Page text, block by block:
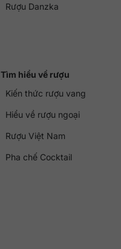
Rượu Danzka
Tìm hiểu về rượu
Kiến thức rượu vang
Hiểu về rượu ngoại
Rượu Việt Nam
Pha chế Cocktail